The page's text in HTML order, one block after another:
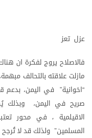
عزل تعز
فالاصلاح يروج لفكرة ان
مازلت علاقته بالتحالف مبهمة،
“اخوانية” في اليمن، بدعم
صريح في اليمن، وبذلك
الاقيلمية ، في محور
المسلمين” ولذلك قدلاتُرجح